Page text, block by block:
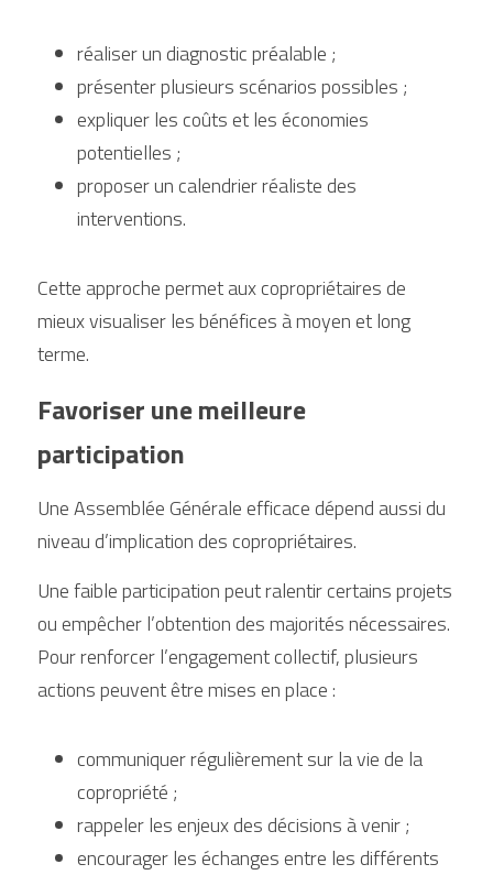
réaliser un diagnostic préalable ;
présenter plusieurs scénarios possibles ;
expliquer les coûts et les économies
potentielles ;
proposer un calendrier réaliste des
interventions.
Cette approche permet aux copropriétaires de
mieux visualiser les bénéfices à moyen et long
terme.
Favoriser une meilleure
participation
Une Assemblée Générale efficace dépend aussi du
niveau d’implication des copropriétaires.
Une faible participation peut ralentir certains projets
ou empêcher l’obtention des majorités nécessaires.
Pour renforcer l’engagement collectif, plusieurs
actions peuvent être mises en place :
communiquer régulièrement sur la vie de la
copropriété ;
rappeler les enjeux des décisions à venir ;
encourager les échanges entre les différents